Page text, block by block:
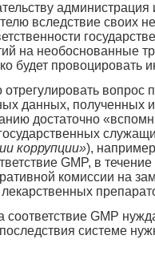
вследствие своих
на необоснованные
будет провоцировать
вопрос
данных, полученных
достаточно
коррупции»),
GMP, в
комиссии на
соответствие GMP
системе